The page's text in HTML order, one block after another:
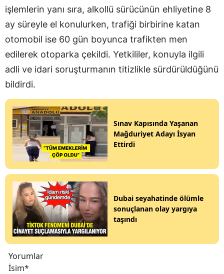
işlemlerin yanı sıra, alkollü sürücünün ehliyetine 8
ay süreyle el konulurken, trafiği birbirine katan
otomobil ise 60 gün boyunca trafikten men
edilerek otoparka çekildi. Yetkililer, konuyla ilgili
adli ve idari soruşturmanın titizlikle sürdürüldüğünü
bildirdi.
Sınav Kapısında Yaşanan
Mağduriyet Adayı İsyan
Ettirdi
Dubai seyahatinde ölümle
sonuçlanan olay yargıya
taşındı
Yorumlar
İsim*